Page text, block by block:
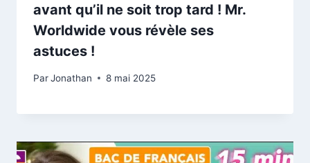
avant qu’il ne soit trop tard ! Mr.
Worldwide vous révèle ses
astuces !
ParJonathan 8 mai 2025